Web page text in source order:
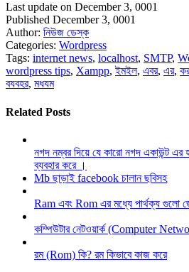
Last update on December 3, 0001
Published December 3, 0001
Author: নিউজ ডেস্ক
Categories: Wordpress
Tags: internet news, localhost, SMTP,
wordpress tips, Xampp,ইমইল, এবর, এর,
বযবহর, মধযম
Related Posts
নগদ নম্বর দিয়ে যে কারো নগদ একাউন্ট
ব্যবহার করে ।
Mb ছাড়াই facebook চালান ছবিসহ
Ram এবং Rom এর মধ্যে পার্থক্য গুলো
কম্পিউটার নেটওয়ার্ক (Computer
রম (Rom) কি? রম কিভাবে কাজ করে